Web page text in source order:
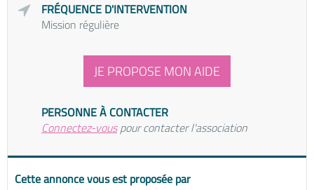
FRÉQUENCE D'INTERVENTION
Mission régulière
JE PROPOSE MON AIDE
PERSONNE À CONTACTER
Connectez-vouspour contacter l'association
Cette annonce vous est proposée par